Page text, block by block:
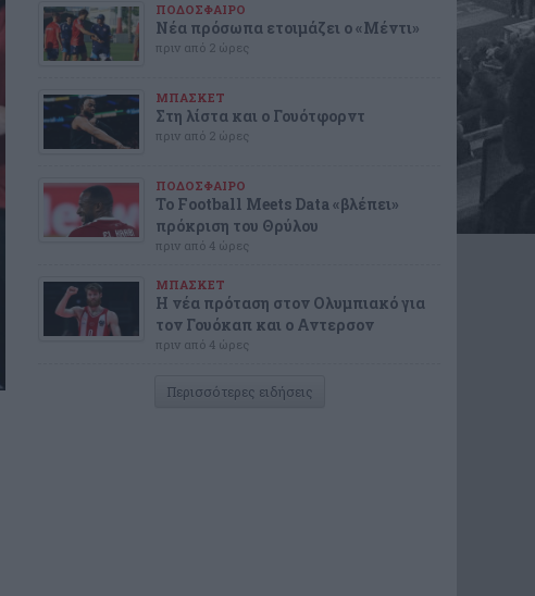
ΠΟΔΟΣΦΑΙΡΟ
Νέα πρόσωπα ετοιμάζει ο «Μέντι»
πριν από 2 ώρες
ΜΠΑΣΚΕΤ
Στη λίστα και ο Γουότφορντ
πριν από 2 ώρες
ΠΟΔΟΣΦΑΙΡΟ
Το Football Meets Data «βλέπει»
πρόκριση του Θρύλου
πριν από 4 ώρες
ΜΠΑΣΚΕΤ
Η νέα πρόταση στον Ολυμπιακό για
τον Γουόκαπ και ο Αντερσον
πριν από 4 ώρες
Περισσότερες ειδήσεις